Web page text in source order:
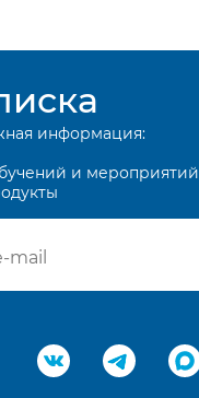
информация:
и мероприятий